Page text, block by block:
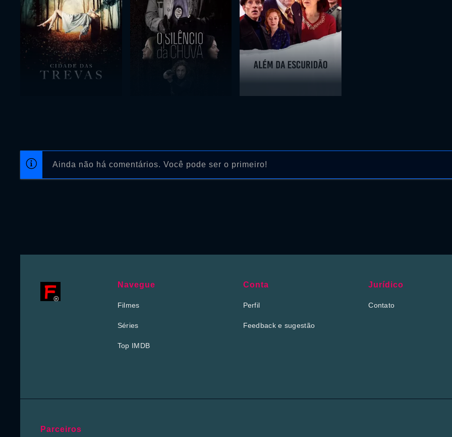
Ainda não há comentários. Você pode ser o primeiro!
Navegue
Filmes
Séries
Top IMDB
Conta
Perfil
Feedback e sugestão
Jurídico
Contato
Parceiros